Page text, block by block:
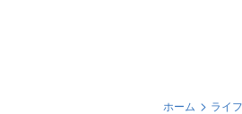
ホーム ライフ